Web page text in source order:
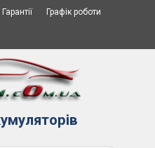
Гарантії Графік роботи